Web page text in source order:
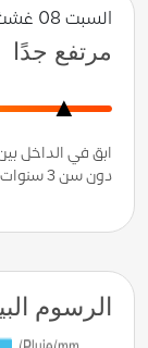
السبت 08 غشث 2026
مرتفع جدًا
دون سن 3 سنوات. مؤشر الحماية الموصى به SPF 50
الرسوم